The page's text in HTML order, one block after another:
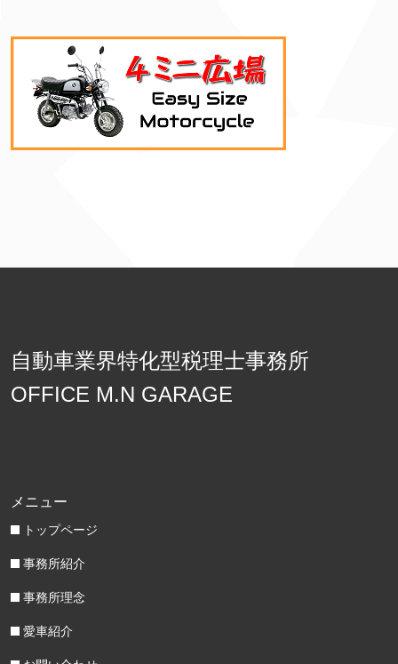
自動車業界特化型税理士事務所
OFFICE M.N GARAGE
メニュー
トップページ
事務所紹介
事務所理念
愛車紹介